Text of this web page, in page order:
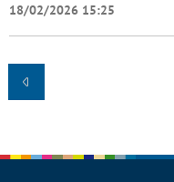
18/02/2026 15:25